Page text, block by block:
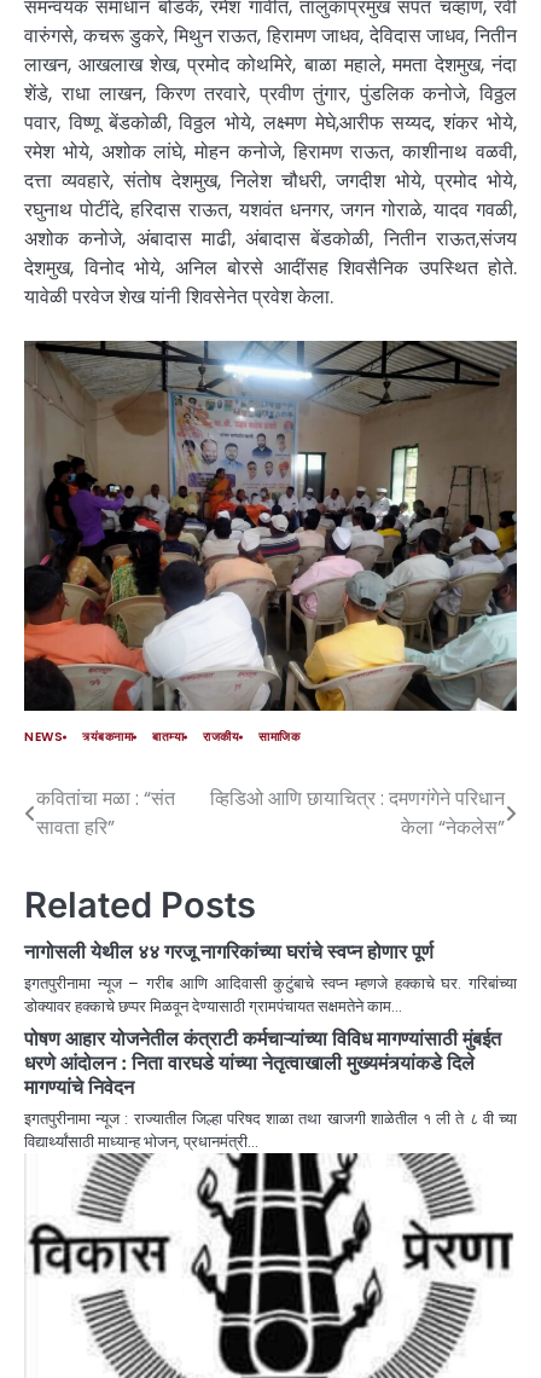
समन्वयक समाधान बोडके, रमेश गावीत, तालुकाप्रमुख संपत चव्हाण, रवी
वारुंगसे, कचरू डुकरे, मिथुन राऊत, हिरामण जाधव, देविदास जाधव, नितीन
लाखन, आखलाख शेख, प्रमोद कोथमिरे, बाळा महाले, ममता देशमुख, नंदा
शेंडे, राधा लाखन, किरण तरवारे, प्रवीण तुंगार, पुंडलिक कनोजे, विठ्ठल
पवार, विष्णू बेंडकोळी, विठ्ठल भोये, लक्ष्मण मेघे,आरीफ सय्यद, शंकर भोये,
रमेश भोये, अशोक लांघे, मोहन कनोजे, हिरामण राऊत, काशीनाथ वळवी,
दत्ता व्यवहारे, संतोष देशमुख, निलेश चौधरी, जगदीश भोये, प्रमोद भोये,
रघुनाथ पोटींदे, हरिदास राऊत, यशवंत धनगर, जगन गोराळे, यादव गवळी,
अशोक कनोजे, अंबादास माढी, अंबादास बेंडकोळी, नितीन राऊत,संजय
देशमुख, विनोद भोये, अनिल बोरसे आदींसह शिवसैनिक उपस्थित होते.
यावेळी परवेज शेख यांनी शिवसेनेत प्रवेश केला.
NEWS त्र्यंबकनामा बातम्या राजकीय सामाजिक
कवितांचा मळा : “संत
सावता हरि”
व्हिडिओ आणि छायाचित्र : दमणगंगेने परिधान
केला “नेकलेस”
Related Posts
नागोसली येथील ४४ गरजू नागरिकांच्या घरांचे स्वप्न होणार पूर्ण
इगतपुरीनामा न्यूज – गरीब आणि आदिवासी कुटुंबाचे स्वप्न म्हणजे हक्काचे घर. गरिबांच्या
डोक्यावर हक्काचे छप्पर मिळवून देण्यासाठी ग्रामपंचायत सक्षमतेने काम…
पोषण आहार योजनेतील कंत्राटी कर्मचाऱ्यांच्या विविध मागण्यांसाठी मुंबईत
धरणे आंदोलन : निता वारघडे यांच्या नेतृत्वाखाली मुख्यमंत्र्यांकडे दिले
मागण्यांचे निवेदन
इगतपुरीनामा न्यूज : राज्यातील जिल्हा परिषद शाळा तथा खाजगी शाळेतील १ ली ते ८ वी च्या
विद्यार्थ्यांसाठी माध्यान्ह भोजन, प्रधानमंत्री…